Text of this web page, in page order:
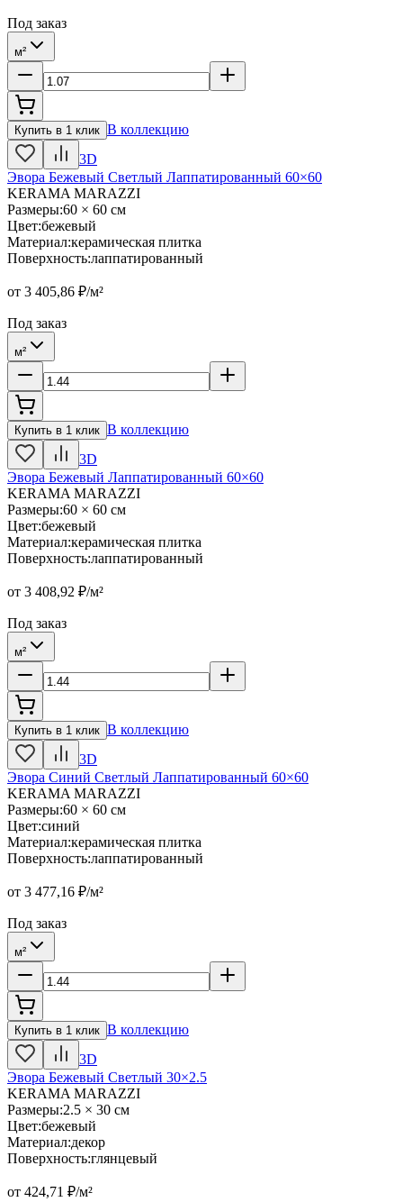
Под заказ
м²
Купить в 1 клик В коллекцию
3D
Эвора Бежевый Светлый Лаппатированный 60×60
KERAMA MARAZZI
Размеры:60 × 60 см
Цвет:бежевый
Материал:керамическая плитка
Поверхность:лаппатированный
от 3 405,86 ₽/м²
Под заказ
м²
Купить в 1 клик В коллекцию
3D
Эвора Бежевый Лаппатированный 60×60
KERAMA MARAZZI
Размеры:60 × 60 см
Цвет:бежевый
Материал:керамическая плитка
Поверхность:лаппатированный
от 3 408,92 ₽/м²
Под заказ
м²
Купить в 1 клик В коллекцию
3D
Эвора Синий Светлый Лаппатированный 60×60
KERAMA MARAZZI
Размеры:60 × 60 см
Цвет:синий
Материал:керамическая плитка
Поверхность:лаппатированный
от 3 477,16 ₽/м²
Под заказ
м²
Купить в 1 клик В коллекцию
3D
Эвора Бежевый Светлый 30×2.5
KERAMA MARAZZI
Размеры:2.5 × 30 см
Цвет:бежевый
Материал:декор
Поверхность:глянцевый
от 424,71 ₽/м²